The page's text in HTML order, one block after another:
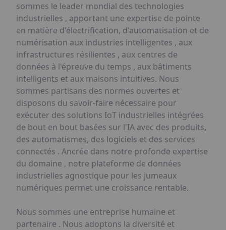
sommes le leader mondial des technologies
industrielles , apportant une expertise de pointe
en matière d'électrification, d'automatisation et de
numérisation aux industries intelligentes , aux
infrastructures résilientes , aux centres de
données à l'épreuve du temps , aux bâtiments
intelligents et aux maisons intuitives. Nous
sommes partisans des normes ouvertes et
disposons du savoir-faire nécessaire pour
exécuter des solutions IoT industrielles intégrées
de bout en bout basées sur l'IA avec des produits,
des automatismes, des logiciels et des services
connectés . Ancrée dans notre profonde expertise
du domaine , notre plateforme de données
industrielles agnostique pour les jumeaux
numériques permet une croissance rentable.
Nous sommes une entreprise humaine et
partenaire . Nous adoptons la diversité et